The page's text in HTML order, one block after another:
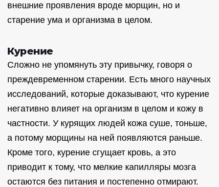
внешние проявления вроде морщин, но и
старение ума и организма в целом.
Курение
Сложно не упомянуть эту привычку, говоря о
преждевременном старении. Есть много научных
исследований, которые доказывают, что курение
негативно влияет на организм в целом и кожу в
частности. У курящих людей кожа суше, тоньше,
а потому морщины на ней появляются раньше.
Кроме того, курение сгущает кровь, а это
приводит к тому, что мелкие капилляры мозга
остаются без питания и постепенно отмирают.